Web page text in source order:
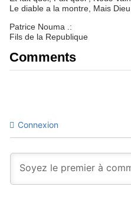
Le diable a la montre, Mais
Patrice Nouma .:
Fils de la Republique
Comments
Connexion